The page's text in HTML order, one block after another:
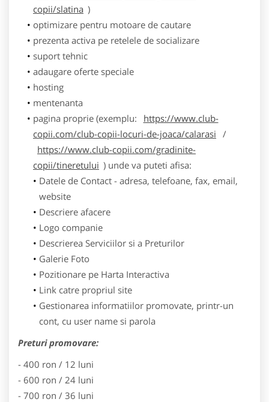
copii/slatina )
optimizare pentru motoare de cautare
prezenta activa pe retelele de socializare
suport tehnic
adaugare oferte speciale
hosting
mentenanta
pagina proprie (exemplu:
https://www.club-
copii.com/club-copii-locuri-de-joaca/calarasi /
https://www.club-copii.com/gradinite-
copii/tineretului ) unde va puteti afisa:
Datele de Contact - adresa, telefoane, fax, email,
website
Descriere afacere
Logo companie
Descrierea Serviciilor si a Preturilor
Galerie Foto
Pozitionare pe Harta Interactiva
Link catre propriul site
Gestionarea informatiilor promovate, printr-un
cont, cu user name si parola
Preturi promovare:
- 400 ron / 12 luni
- 600 ron / 24 luni
- 700 ron / 36 luni